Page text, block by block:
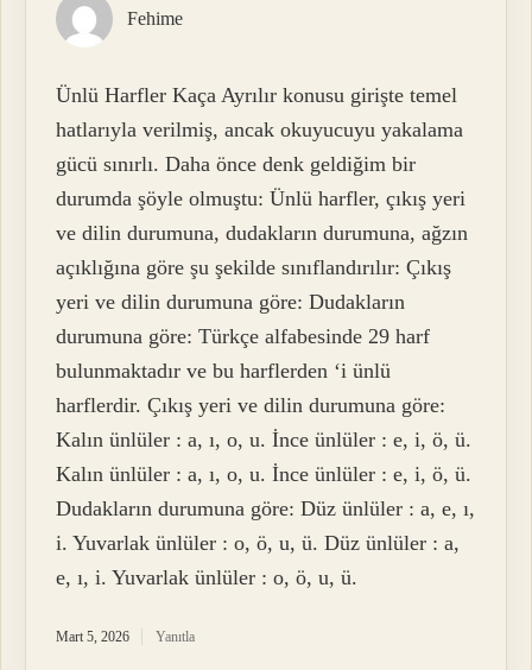
Fehime
Ünlü Harfler Kaça Ayrılır konusu girişte temel
hatlarıyla verilmiş, ancak okuyucuyu yakalama
gücü sınırlı. Daha önce denk geldiğim bir
durumda şöyle olmuştu: Ünlü harfler, çıkış yeri
ve dilin durumuna, dudakların durumuna, ağzın
açıklığına göre şu şekilde sınıflandırılır: Çıkış
yeri ve dilin durumuna göre: Dudakların
durumuna göre: Türkçe alfabesinde 29 harf
bulunmaktadır ve bu harflerden ‘i ünlü
harflerdir. Çıkış yeri ve dilin durumuna göre:
Kalın ünlüler : a, ı, o, u. İnce ünlüler : e, i, ö, ü.
Kalın ünlüler : a, ı, o, u. İnce ünlüler : e, i, ö, ü.
Dudakların durumuna göre: Düz ünlüler : a, e, ı,
i. Yuvarlak ünlüler : o, ö, u, ü. Düz ünlüler : a,
e, ı, i. Yuvarlak ünlüler : o, ö, u, ü.
Mart 5, 2026 Yanıtla